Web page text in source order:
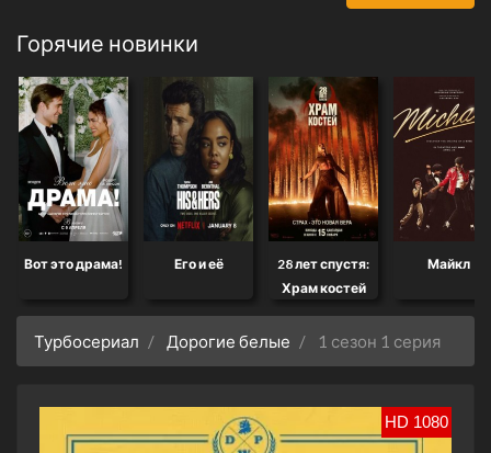
Горячие новинки
Вот это драма! Его и её
28 лет спустя:
Храм костей
Майкл
Турбосериал Дорогие белые 1 сезон 1 серия
HD 1080